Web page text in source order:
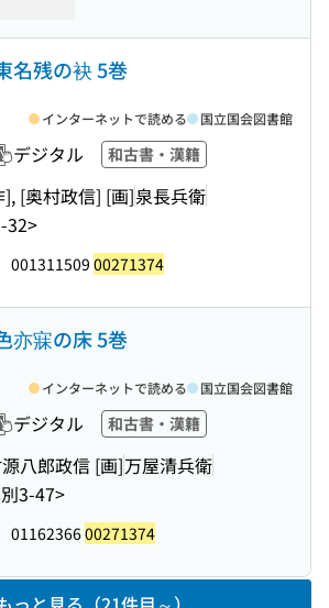
名残の袂 5巻
デジタル 和古書・漢籍
[奥村政信] [画]泉長兵衛
32>
インターネットで読める 国立国会図書館
001311509 00271374
亦寐の床 5巻
デジタル 和古書・漢籍
八郎政信 [画]万屋清兵衛
3-47>
インターネットで読める 国立国会図書館
0116236600271374